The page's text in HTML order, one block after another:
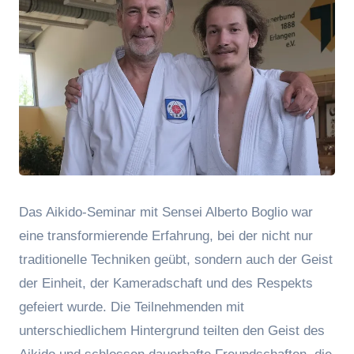
Das Aikido-Seminar mit Sensei Alberto Boglio war
eine transformierende Erfahrung, bei der nicht nur
traditionelle Techniken geübt, sondern auch der Geist
der Einheit, der Kameradschaft und des Respekts
gefeiert wurde. Die Teilnehmenden mit
unterschiedlichem Hintergrund teilten den Geist des